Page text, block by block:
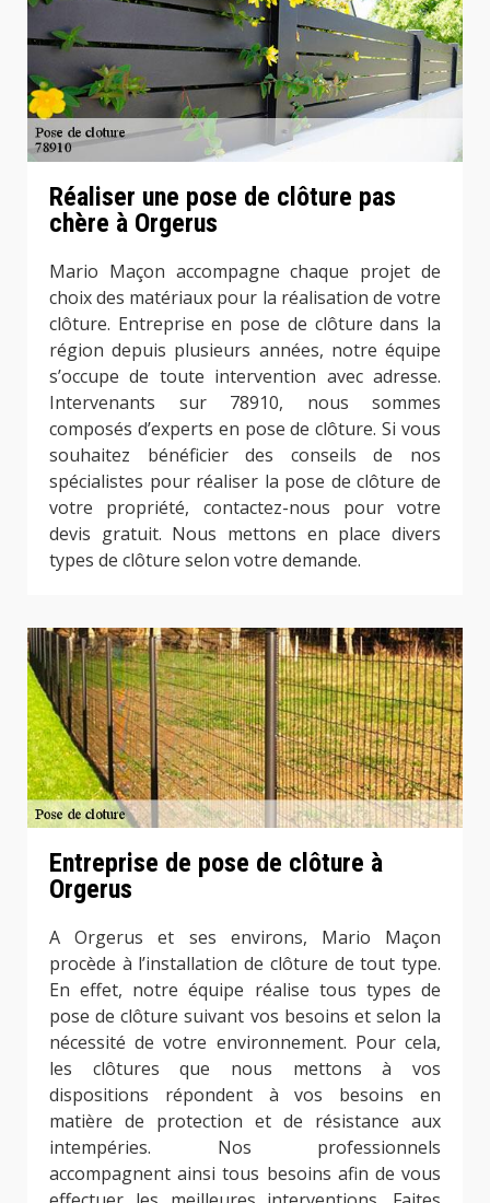
Réaliser une pose de clôture pas
chère à Orgerus
Mario Maçon accompagne chaque projet de
choix des matériaux pour la réalisation de votre
clôture. Entreprise en pose de clôture dans la
région depuis plusieurs années, notre équipe
s’occupe de toute intervention avec adresse.
Intervenants sur 78910, nous sommes
composés d’experts en pose de clôture. Si vous
souhaitez bénéficier des conseils de nos
spécialistes pour réaliser la pose de clôture de
votre propriété, contactez-nous pour votre
devis gratuit. Nous mettons en place divers
types de clôture selon votre demande.
Entreprise de pose de clôture à
Orgerus
A Orgerus et ses environs, Mario Maçon
procède à l’installation de clôture de tout type.
En effet, notre équipe réalise tous types de
pose de clôture suivant vos besoins et selon la
nécessité de votre environnement. Pour cela,
les clôtures que nous mettons à vos
dispositions répondent à vos besoins en
matière de protection et de résistance aux
intempéries. Nos professionnels
accompagnent ainsi tous besoins afin de vous